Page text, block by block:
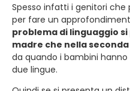
Spesso infatti i genitori
per fare un
problema di linguaggio
madre che nella
da quando i bambini
due lingue.